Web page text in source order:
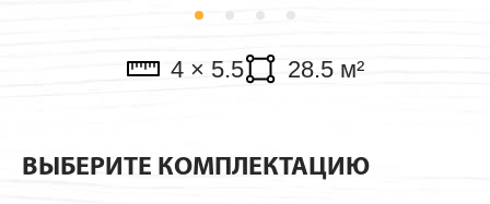
4 × 5.5 28.5 м²
ВЫБЕРИТЕ КОМПЛЕКТАЦИЮ